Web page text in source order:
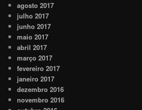
agosto 2017
julho 2017
junho 2017
maio 2017
abril 2017
março 2017
fevereiro 2017
janeiro 2017
dezembro 2016
novembro 2016